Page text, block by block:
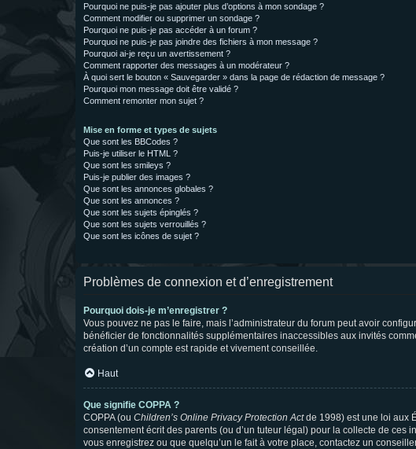
Pourquoi ne puis-je pas ajouter plus d’options à mon sondage ?
Comment modifier ou supprimer un sondage ?
Pourquoi ne puis-je pas accéder à un forum ?
Pourquoi ne puis-je pas joindre des fichiers à mon message ?
Pourquoi ai-je reçu un avertissement ?
Comment rapporter des messages à un modérateur ?
À quoi sert le bouton « Sauvegarder » dans la page de rédaction de message ?
Pourquoi mon message doit être validé ?
Comment remonter mon sujet ?
Mise en forme et types de sujets
Que sont les BBCodes ?
Puis-je utiliser le HTML ?
Que sont les smileys ?
Puis-je publier des images ?
Que sont les annonces globales ?
Que sont les annonces ?
Que sont les sujets épinglés ?
Que sont les sujets verrouillés ?
Que sont les icônes de sujet ?
Problèmes de connexion et d’enregistrement
Pourquoi dois-je m’enregistrer ?
Vous pouvez ne pas le faire, mais l’administrateur du forum peut avoir
bénéficier de fonctionnalités supplémentaires inaccessibles aux invités
création d’un compte est rapide et vivement conseillée.
Haut
Que signifie COPPA ?
COPPA (ou Children’s Online Privacy Protection Actde 1998) est une loi aux
consentement écrit des parents (ou d’un tuteur légal) pour la collecte de ces
vous enregistrez ou que quelqu’un le fait à votre place, contactez un